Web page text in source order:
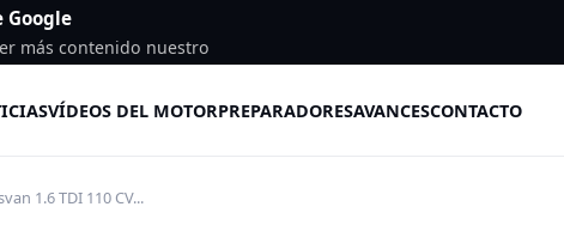
Google
más contenido nuestro
VÍDEOS DEL MOTORPREPARADORESAVANCESCONTACTO
1.6 TDI 110 CV...